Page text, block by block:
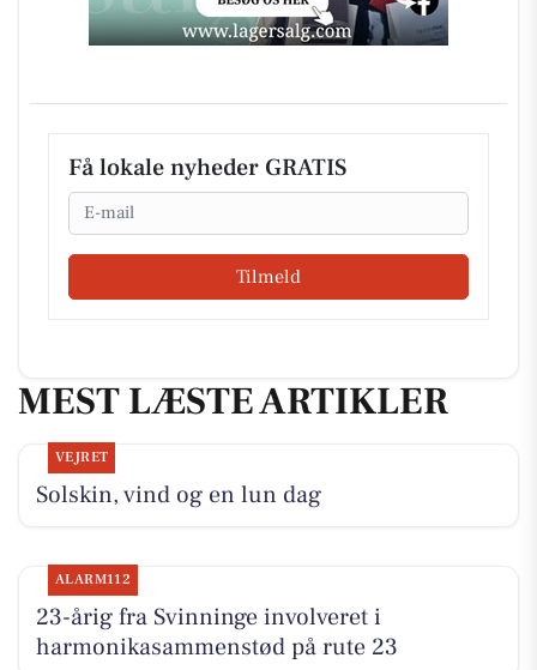
Få lokale nyheder GRATIS
Email
Tilmeld
MEST LÆSTE ARTIKLER
VEJRET
Solskin, vind og en lun dag
ALARM112
23-årig fra Svinninge involveret i
harmonikasammenstød på rute 23